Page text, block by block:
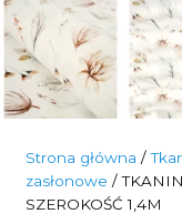
Strona główna /
zasłonowe /
SZEROKOŚĆ 1,4M